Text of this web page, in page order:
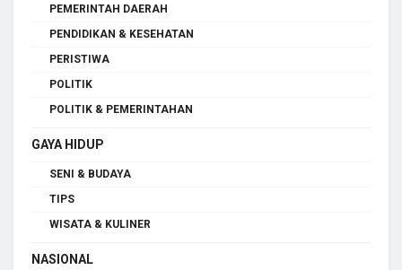
PEMERINTAH DAERAH
PENDIDIKAN & KESEHATAN
PERISTIWA
POLITIK
POLITIK & PEMERINTAHAN
GAYA HIDUP
SENI & BUDAYA
TIPS
WISATA & KULINER
NASIONAL